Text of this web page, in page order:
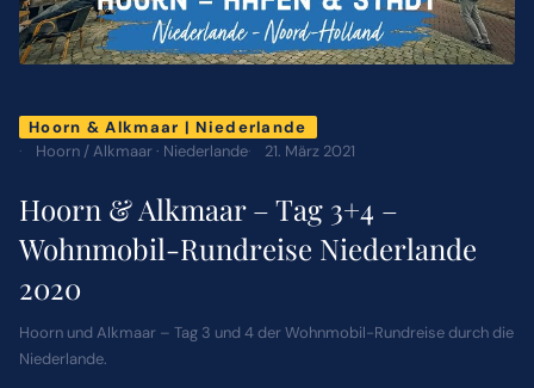
ÜBER MICH
NEWSLETTER
SUCHE
NACH:
Hoorn & Alkmaar | Niederlande
Hoorn / Alkmaar · Niederlande
21. März 2021
Hoorn & Alkmaar – Tag 3+4 –
Wohnmobil-Rundreise Niederlande
2020
Hoorn und Alkmaar – Tag 3 und 4 der Wohnmobil-Rundreise durch die
Niederlande.